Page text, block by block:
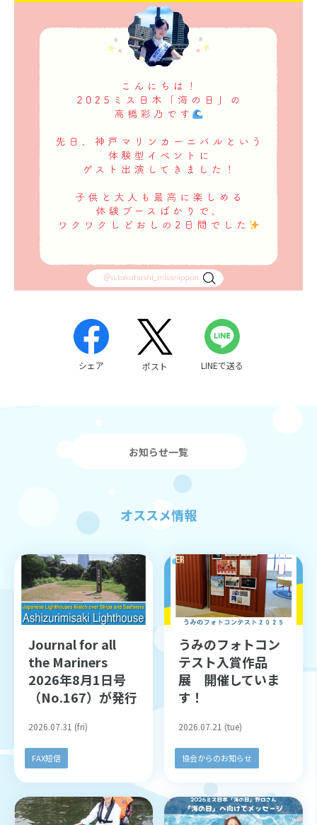
シェア ポスト LINEで送る
お知らせ一覧
オススメ情報
Journal for all
the Mariners
2026年8月1日号
（No.167）が発行
2026.07.31 (fri)
FAX短信
うみのフォトコン
テスト入賞作品
展 開催していま
す！
2026.07.21 (tue)
協会からのお知らせ